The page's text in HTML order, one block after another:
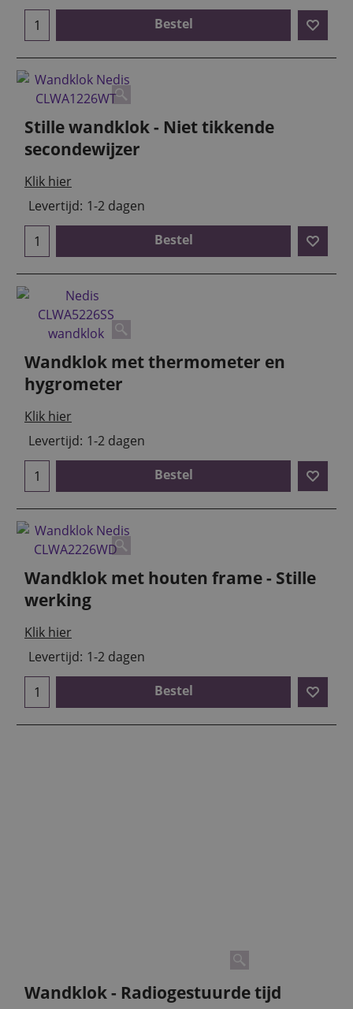
Bestel
Stille wandklok - Niet tikkende
secondewijzer
Klik hier
Levertijd: 1-2 dagen
Bestel
Wandklok met thermometer en
hygrometer
Klik hier
Levertijd: 1-2 dagen
Bestel
Wandklok met houten frame - Stille
werking
Klik hier
Levertijd: 1-2 dagen
Bestel
Wandklok - Radiogestuurde tijd